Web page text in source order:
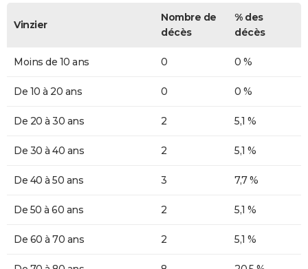
Vinzier
Nombre de
décès
% des
décès
Moins de 10 ans 0 0 %
De 10 à 20 ans 0 0 %
De 20 à 30 ans 2 5,1 %
De 30 à 40 ans 2 5,1 %
De 40 à 50 ans 3 7,7 %
De 50 à 60 ans 2 5,1 %
De 60 à 70 ans 2 5,1 %